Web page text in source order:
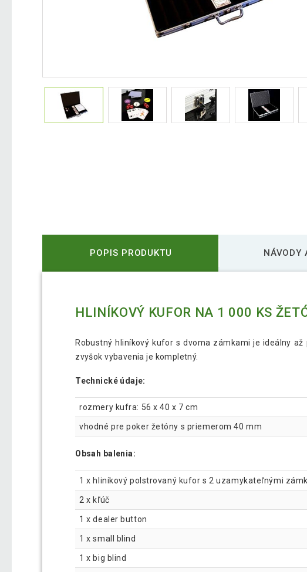
POPIS PRODUKTU NÁVODY
HLINÍKOVÝ KUFOR NA 1 000 KS
Robustný hliníkový kufor s dvoma zámkami je ideálny
zvyšok vybavenia je kompletný.
Technické údaje:
rozmery kufra: 56 x 40 x 7 cm
vhodné pre poker žetóny s priemerom 40 mm
Obsah balenia:
1 x hliníkový polstrovaný kufor s 2 uzamykateľnými
2 x kľúč
1 x dealer button
1 x small blind
1 x big blind